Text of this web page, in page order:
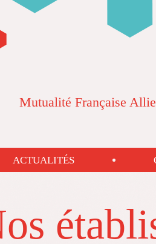
Mutualité Française
ACTUALITÉS